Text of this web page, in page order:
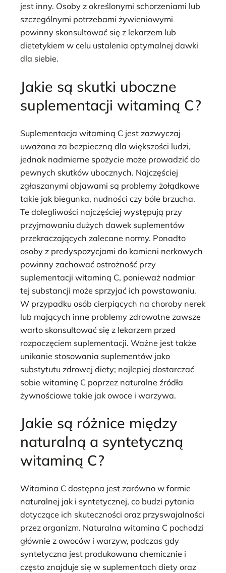
jest inny. Osoby z określonymi schorzeniami lub
szczególnymi potrzebami żywieniowymi
powinny skonsultować się z lekarzem lub
dietetykiem w celu ustalenia optymalnej dawki
dla siebie.
Jakie są skutki uboczne
suplementacji witaminą C?
Suplementacja witaminą C jest zazwyczaj
uważana za bezpieczną dla większości ludzi,
jednak nadmierne spożycie może prowadzić do
pewnych skutków ubocznych. Najczęściej
zgłaszanymi objawami są problemy żołądkowe
takie jak biegunka, nudności czy bóle brzucha.
Te dolegliwości najczęściej występują przy
przyjmowaniu dużych dawek suplementów
przekraczających zalecane normy. Ponadto
osoby z predyspozycjami do kamieni nerkowych
powinny zachować ostrożność przy
suplementacji witaminą C, ponieważ nadmiar
tej substancji może sprzyjać ich powstawaniu.
W przypadku osób cierpiących na choroby nerek
lub mających inne problemy zdrowotne zawsze
warto skonsultować się z lekarzem przed
rozpoczęciem suplementacji. Ważne jest także
unikanie stosowania suplementów jako
substytutu zdrowej diety; najlepiej dostarczać
sobie witaminę C poprzez naturalne źródła
żywnościowe takie jak owoce i warzywa.
Jakie są różnice między
naturalną a syntetyczną
witaminą C?
Witamina C dostępna jest zarówno w formie
naturalnej jak i syntetycznej, co budzi pytania
dotyczące ich skuteczności oraz przyswajalności
przez organizm. Naturalna witamina C pochodzi
głównie z owoców i warzyw, podczas gdy
syntetyczna jest produkowana chemicznie i
często znajduje się w suplementach diety oraz